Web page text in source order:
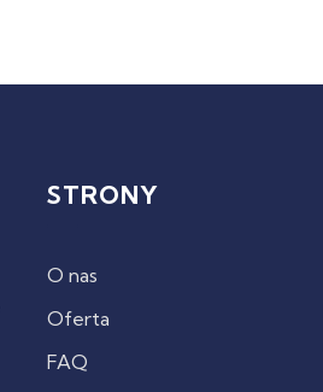
STRONY
O nas
Oferta
FAQ